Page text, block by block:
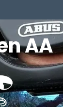
AA